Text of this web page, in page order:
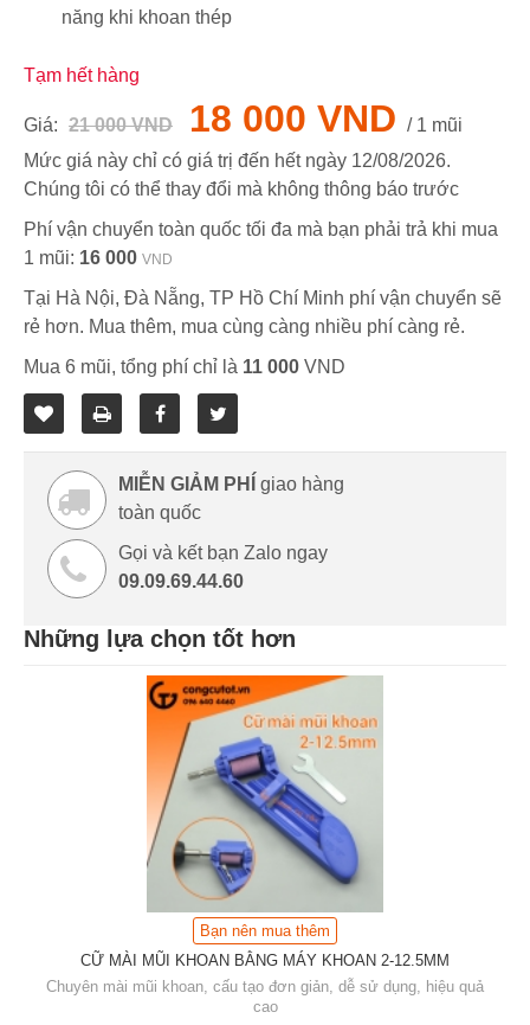
năng khi khoan thép
Tạm hết hàng
Giá: 21 000 VND 18 000 VND / 1 mũi
Mức giá này chỉ có giá trị đến hết ngày 12/08/2026.
Chúng tôi có thể thay đổi mà không thông báo trước
Phí vận chuyển toàn quốc tối đa mà bạn phải trả khi mua
1 mũi: 16 000 VND
Tại Hà Nội, Đà Nẵng, TP Hồ Chí Minh phí vận chuyển sẽ
rẻ hơn. Mua thêm, mua cùng càng nhiều phí càng rẻ.
Mua 6 mũi, tổng phí chỉ là 11 000 VND
MIỄN GIẢM PHÍ
giao hàng
toàn quốc
Gọi và kết bạn Zalo ngay
09.09.69.44.60
Những lựa chọn tốt hơn
Bạn nên mua thêm
CỮ MÀI MŨI KHOAN BẰNG MÁY KHOAN 2-12.5MM
Chuyên mài mũi khoan, cấu tạo đơn giản, dễ sử dụng, hiệu quả
cao